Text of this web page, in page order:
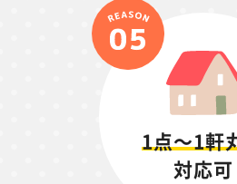
1点～1軒
対応可